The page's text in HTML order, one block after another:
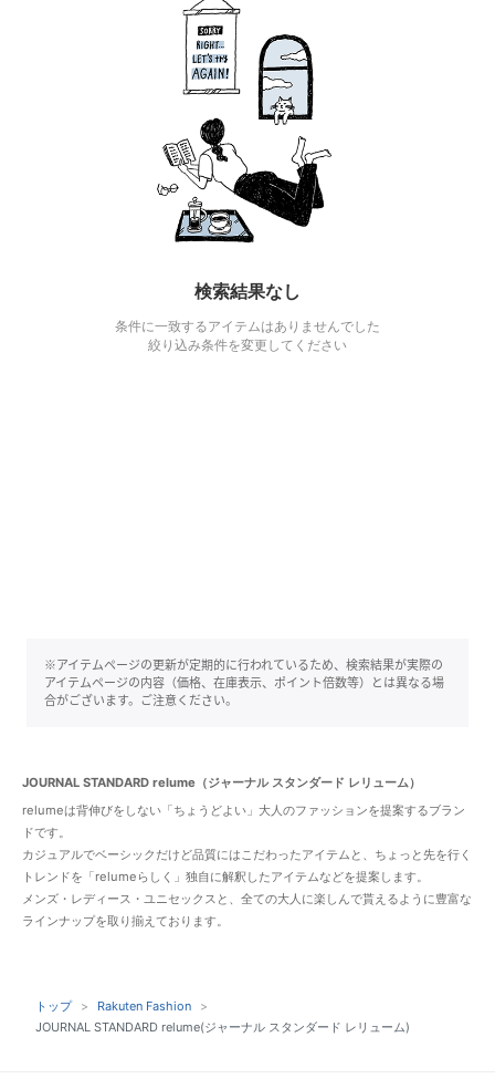
検索結果なし
条件に一致するアイテムはありませんでした
絞り込み条件を変更してください
※アイテムページの更新が定期的に行われているため、検索結果が実際の
アイテムページの内容（価格、在庫表示、ポイント倍数等）とは異なる場
合がございます。ご注意ください。
JOURNAL STANDARD relume（ジャーナル スタンダード レリューム）
relumeは背伸びをしない「ちょうどよい」大人のファッションを提案するブラン
ドです。
カジュアルでベーシックだけど品質にはこだわったアイテムと、ちょっと先を行く
トレンドを「relumeらしく」独自に解釈したアイテムなどを提案します。
メンズ・レディース・ユニセックスと、全ての大人に楽しんで貰えるように豊富な
ラインナップを取り揃えております。
トップ
Rakuten Fashion
JOURNAL STANDARD relume(ジャーナル スタンダード レリューム)